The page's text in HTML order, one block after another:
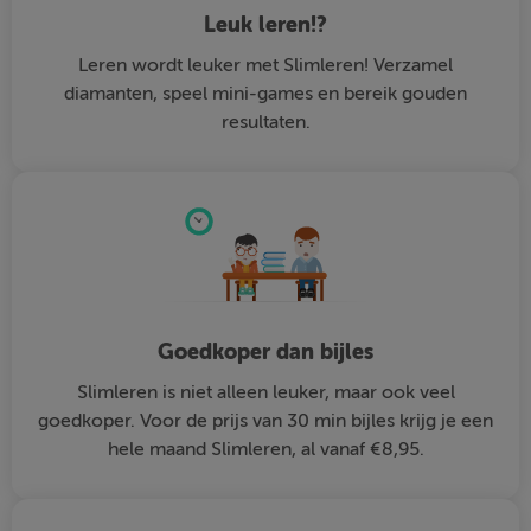
Leuk leren!?
Leren wordt leuker met Slimleren! Verzamel
diamanten, speel mini-games en bereik gouden
resultaten.
Goedkoper dan bijles
Slimleren is niet alleen leuker, maar ook veel
goedkoper. Voor de prijs van 30 min bijles krijg je een
hele maand Slimleren, al vanaf €8,95.